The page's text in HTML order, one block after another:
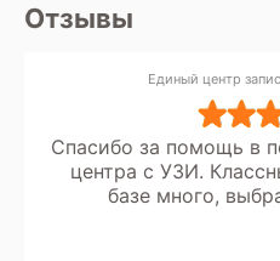
Отзывы
Единый центр
Спасибо за помощь в
центра с УЗИ.
базе много,